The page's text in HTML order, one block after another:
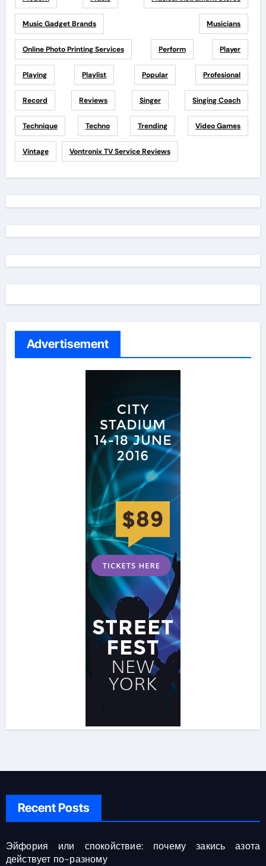
Music Gadget Brands Musicians
Online Photo Printing Services Perform Player
Playing Playlist Popular Profesional
Record Reviews Singer Singing Coach
Technique Techno Trending Video Games
Vintage Vontronix TV Service Reviews
Advertisement
Recent Posts
Эйфория или спокойствие: почему закись азота
действует по-разному